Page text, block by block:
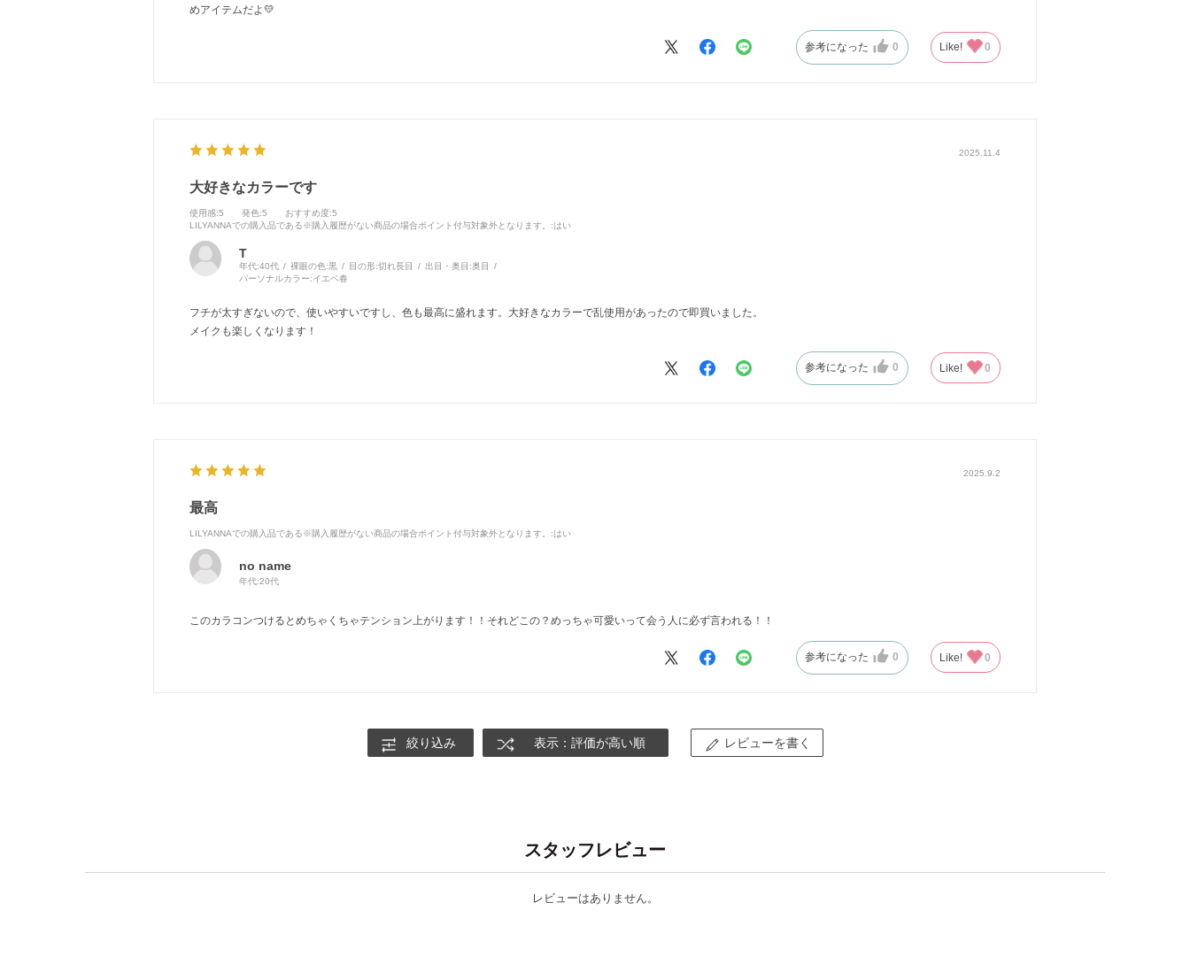
めアイテムだよ💛
参考になった 0 Like! 0
2025.11.4
大好きなカラーです
使用感:5 発色:5 おすすめ度:5
LILYANNAでの購入品である※購入履歴がない商品の場合ポイント付与対象外となります。 :はい
T
年代:40代 裸眼の色:黒 目の形:切れ長目 出目・奥目:奥目
パーソナルカラー:イエベ春
フチが太すぎないので、使いやすいですし、色も最高に盛れます。大好きなカラーで乱使用があったので即買いました。
メイクも楽しくなります！
参考になった 0 Like! 0
2025.9.2
最高
LILYANNAでの購入品である※購入履歴がない商品の場合ポイント付与対象外となります。 :はい
no name
年代:20代
このカラコンつけるとめちゃくちゃテンション上がります！！それどこの？めっちゃ可愛いって会う人に必ず言われる！！
参考になった 0 Like! 0
絞り込み 表示：評価が高い順 レビューを書く
スタッフレビュー
レビューはありません。